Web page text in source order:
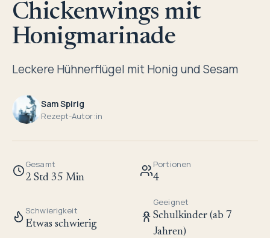
Chickenwings mit
Honigmarinade
Leckere Hühnerflügel mit Honig und Sesam
Sam Spirig
Rezept-Autor:in
Gesamt
2 Std 35 Min
Portionen
4
Schwierigkeit
Etwas schwierig
Geeignet
Schulkinder (ab 7
Jahren)